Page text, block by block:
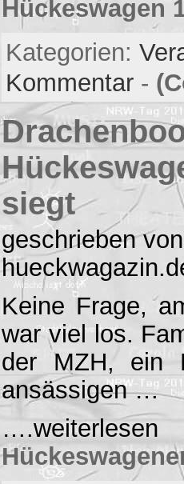
Hückeswagen
Kategorien:
Kommentar-
siegt
geschrieben
Keine Frage,
war viel los.
der MZH, ein
ansässigen …